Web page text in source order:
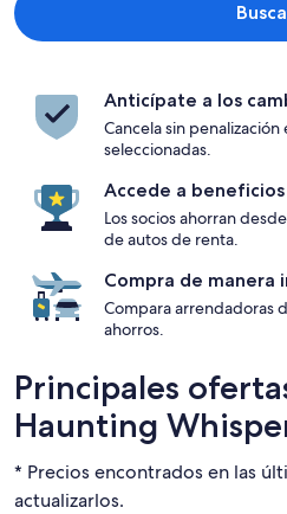
Anticípate a los
Cancela sin
seleccionadas.
Accede a beneficios
Los socios ahorran
de autos de renta.
Compra de manera
Compara arrendadoras
ahorros.
Principales
Haunting
* Precios encontrados en las
actualizarlos.